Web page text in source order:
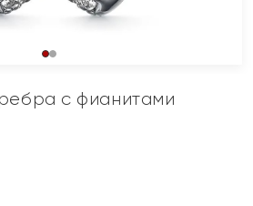
с фианитами